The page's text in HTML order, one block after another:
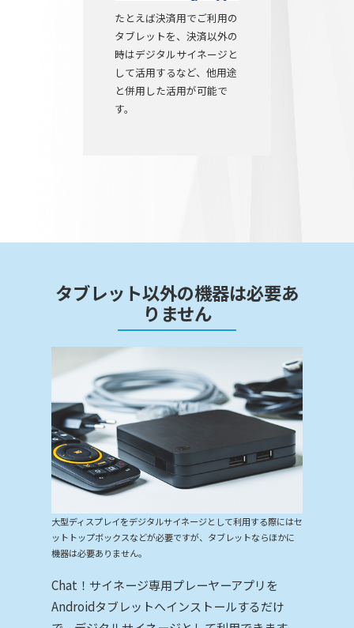
たとえば決済用でご利用の
タブレットを、決済以外の
時はデジタルサイネージと
して活用するなど、他用途
と併用した活用が可能で
す。
タブレット以外の機器は必要あ
りません
大型ディスプレイをデジタルサイネージとして利用する際にはセ
ットトップボックスなどが必要ですが、タブレットならほかに
機器は必要ありません。
Chat！サイネージ専用プレーヤーアプリを
Androidタブレットへインストールするだけ